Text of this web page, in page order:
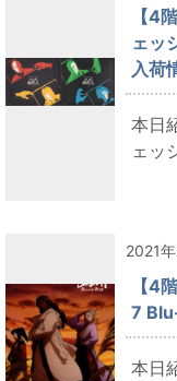
【4
ェッ
入荷
本日
ェッ
2021
【4
7
本日